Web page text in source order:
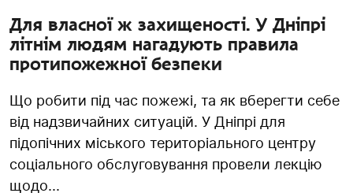
Для власної ж захищеності. У Дніпрі
літнім людям нагадують правила
протипожежної безпеки
Що робити під час пожежі, та як вберегти себе
від надзвичайних ситуацій. У Дніпрі для
підопічних міського територіального центру
соціального обслуговування провели лекцію
щодо...